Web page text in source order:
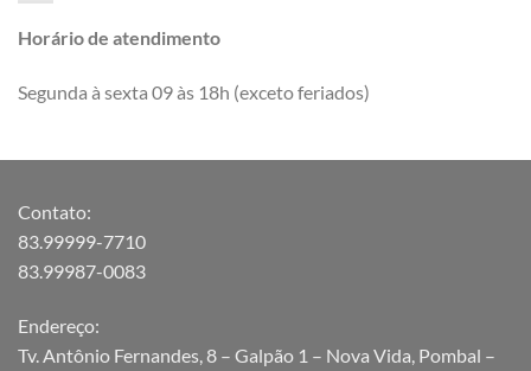
Horário de atendimento
Segunda à sexta 09 às 18h (exceto feriados)
Contato:
83.99999-7710
83.99987-0083
Endereço:
Tv. Antônio Fernandes, 8 – Galpão 1 – Nova Vida, Pombal –